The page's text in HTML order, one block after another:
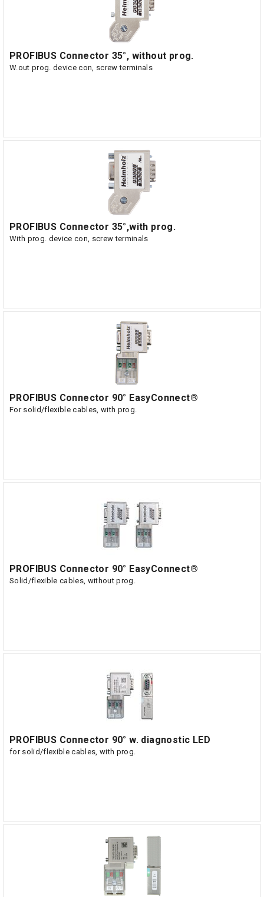
PROFIBUS Connector 35°, without prog.
W.out prog. device con, screw terminals
PROFIBUS Connector 35°,with prog.
With prog. device con, screw terminals
PROFIBUS Connector 90° EasyConnect®
For solid/flexible cables, with prog.
PROFIBUS Connector 90° EasyConnect®
Solid/flexible cables, without prog.
PROFIBUS Connector 90° w. diagnostic LED
for solid/flexible cables, with prog.